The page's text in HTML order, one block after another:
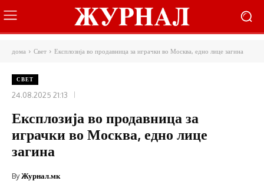
дома Свет Експлозија во продавница за играчки во Москва, едно лице загина
СВЕТ
24.08.2025 21:13
Експлозија во продавница за
играчки во Москва, едно лице
загина
ByЖурнал.мк